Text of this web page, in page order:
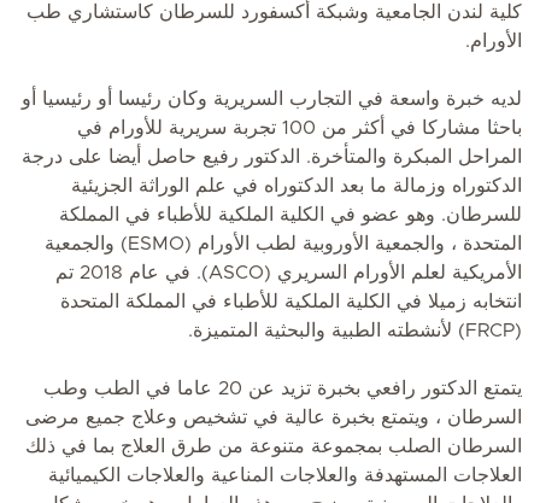
كلية لندن الجامعية وشبكة أكسفورد للسرطان كاستشاري طب
الأورام.
لديه خبرة واسعة في التجارب السريرية وكان رئيسا أو رئيسيا أو
باحثا مشاركا في أكثر من 100 تجربة سريرية للأورام في
المراحل المبكرة والمتأخرة. الدكتور رفيع حاصل أيضا على درجة
الدكتوراه وزمالة ما بعد الدكتوراه في علم الوراثة الجزيئية
للسرطان. وهو عضو في الكلية الملكية للأطباء في المملكة
المتحدة ، والجمعية الأوروبية لطب الأورام (ESMO) والجمعية
الأمريكية لعلم الأورام السريري (ASCO). في عام 2018 تم
انتخابه زميلا في الكلية الملكية للأطباء في المملكة المتحدة
(FRCP) لأنشطته الطبية والبحثية المتميزة.
يتمتع الدكتور رافعي بخبرة تزيد عن 20 عاما في الطب وطب
السرطان ، ويتمتع بخبرة عالية في تشخيص وعلاج جميع مرضى
السرطان الصلب بمجموعة متنوعة من طرق العلاج بما في ذلك
العلاجات المستهدفة والعلاجات المناعية والعلاجات الكيميائية